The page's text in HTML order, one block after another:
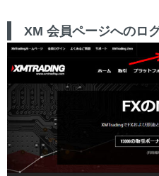
XM 会員ページへのロ